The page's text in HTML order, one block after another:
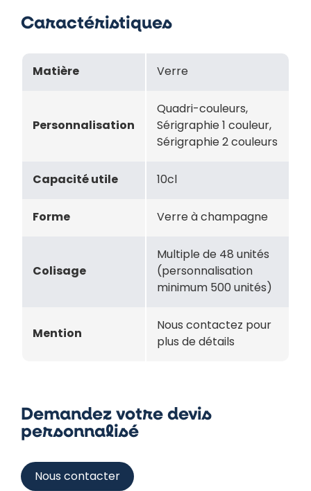
Caractéristiques
Matière Verre
Personnalisation
Quadri-couleurs,
Sérigraphie 1 couleur,
Sérigraphie 2 couleurs
Capacité utile 10cl
Forme Verre à champagne
Colisage
Multiple de 48 unités
(personnalisation
minimum 500 unités)
Mention
Nous contactez pour
plus de détails
Demandez votre devis
personnalisé
Nous contacter